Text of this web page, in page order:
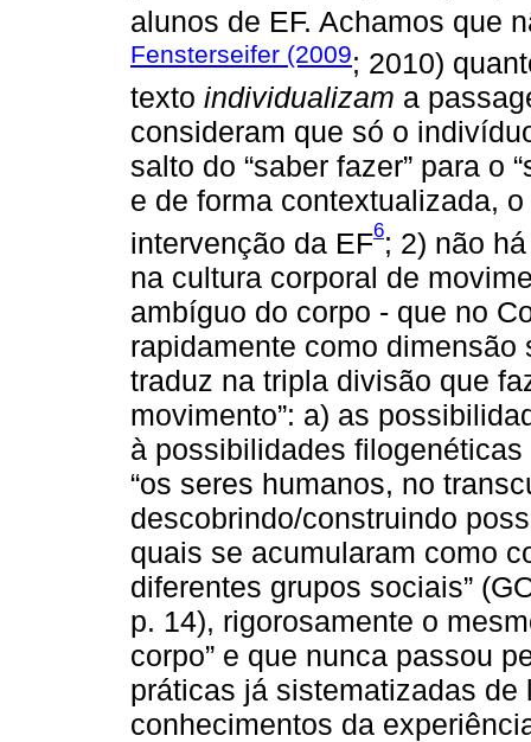
alunos de EF. Achamos que
Fensterseifer (2009; 2010)
texto individualizam a
consideram que só o
salto do “saber fazer” para o
e de forma contextualizada,
intervenção da EF6; 2) não
na cultura corporal de
ambíguo do corpo - que no
rapidamente como
traduz na tripla divisão que
movimento”: a) as
à possibilidades
“os seres humanos, no
descobrindo/construindo
quais se acumularam como
diferentes grupos sociais”
p. 14), rigorosamente o
corpo” e que nunca passou
práticas já sistematizadas
conhecimentos da